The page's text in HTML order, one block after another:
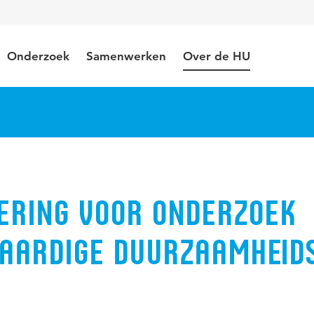
Onderzoek Samenwerken Over de HU
voor onderzoek